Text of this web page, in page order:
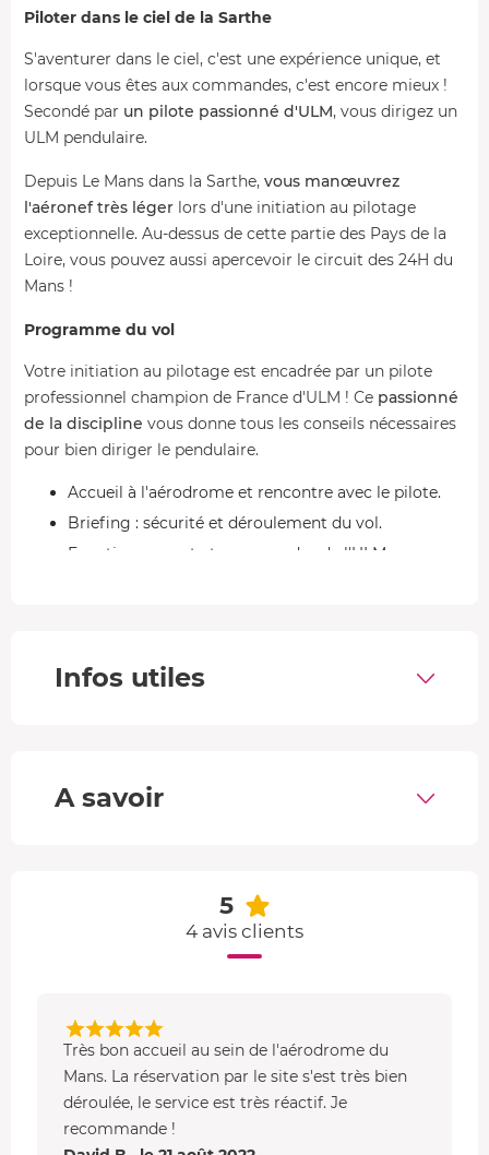
Piloter dans le ciel de la Sarthe
S'aventurer dans le ciel, c'est une expérience unique, et
lorsque vous êtes aux commandes, c'est encore mieux !
Secondé par un pilote passionné d'ULM, vous dirigez un
ULM pendulaire.
Depuis Le Mans dans la Sarthe, vous manœuvrez
l'aéronef très léger lors d'une initiation au pilotage
exceptionnelle. Au-dessus de cette partie des Pays de la
Loire, vous pouvez aussi apercevoir le circuit des 24H du
Mans !
Programme du vol
Votre initiation au pilotage est encadrée par un pilote
professionnel champion de France d'ULM ! Ce passionné
de la discipline vous donne tous les conseils nécessaires
pour bien diriger le pendulaire.
Accueil à l'aérodrome et rencontre avec le pilote.
Briefing : sécurité et déroulement du vol.
Fonctionnement et commandes de l'ULM.
Atterrissage.
d'un moteur, il offre une vue imprenable sur les paysages
Infos utiles
A savoir
5
4 avis clients
Très bon accueil au sein de l'aérodrome du
Mans. La réservation par le site s'est très bien
déroulée, le service est très réactif. Je
recommande !